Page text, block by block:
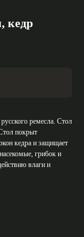
кедр
ремесла. Стол
покрыт
кедра и защищает
грибок и
влаги и